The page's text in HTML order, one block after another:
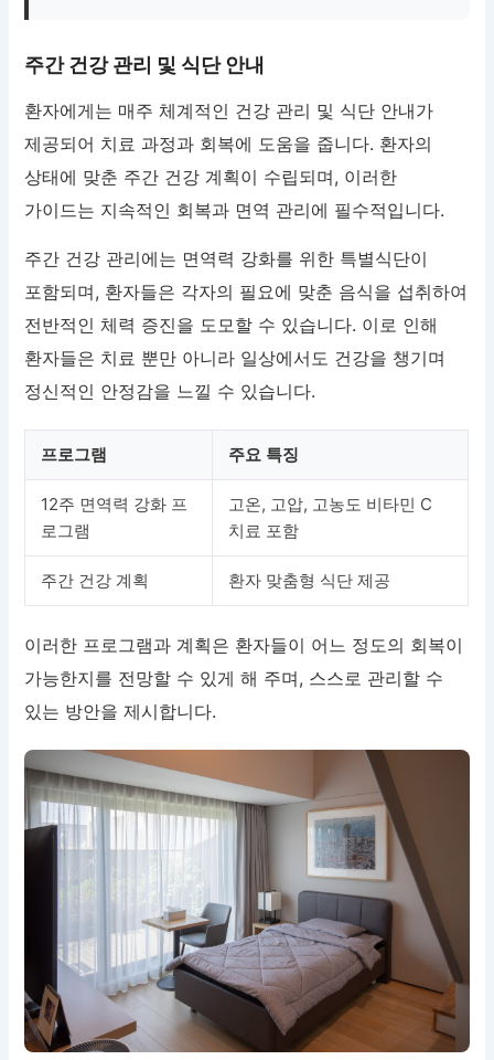
주간 건강 관리 및 식단 안내
환자에게는 매주 체계적인 건강 관리 및 식단 안내가
제공되어 치료 과정과 회복에 도움을 줍니다. 환자의
상태에 맞춘 주간 건강 계획이 수립되며, 이러한
가이드는 지속적인 회복과 면역 관리에 필수적입니다.
주간 건강 관리에는 면역력 강화를 위한 특별식단이
포함되며, 환자들은 각자의 필요에 맞춘 음식을 섭취하여
전반적인 체력 증진을 도모할 수 있습니다. 이로 인해
환자들은 치료 뿐만 아니라 일상에서도 건강을 챙기며
정신적인 안정감을 느낄 수 있습니다.
프로그램 주요 특징
12주 면역력 강화 프
로그램
고온, 고압, 고농도 비타민 C
치료 포함
주간 건강 계획 환자 맞춤형 식단 제공
이러한 프로그램과 계획은 환자들이 어느 정도의 회복이
가능한지를 전망할 수 있게 해 주며, 스스로 관리할 수
있는 방안을 제시합니다.